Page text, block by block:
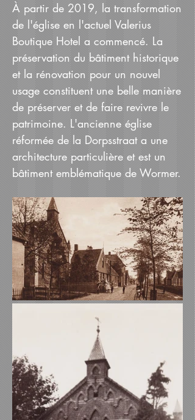
À partir de 2019, la transformation
de l'église en l'actuel Valerius
Boutique Hotel a commencé. La
préservation du bâtiment historique
et la rénovation pour un nouvel
usage constituent une belle manière
de préserver et de faire revivre le
patrimoine. L'ancienne église
réformée de la Dorpsstraat a une
architecture particulière et est un
bâtiment emblématique de Wormer.